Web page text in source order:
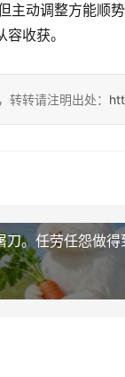
主动调整方能顺
容收获。
转转请注明出处：
刀。任劳任怨做